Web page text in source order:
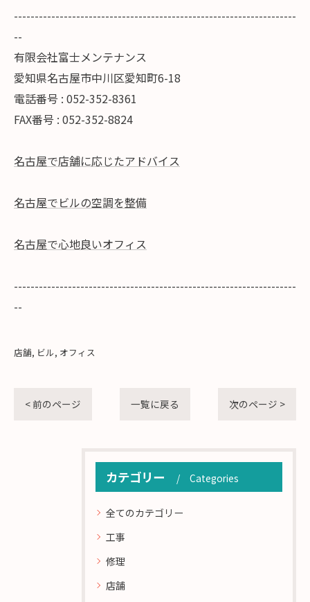
--------------------------------------------------------------------
--
有限会社富士メンテナンス
愛知県名古屋市中川区愛知町6-18
電話番号 : 052-352-8361
FAX番号 : 052-352-8824
名古屋で店舗に応じたアドバイス
名古屋でビルの空調を整備
名古屋で心地良いオフィス
--------------------------------------------------------------------
--
店舗 ビル オフィス
< 前のページ 一覧に戻る 次のページ >
カテゴリー Categories
全てのカテゴリー
工事
修理
店舗